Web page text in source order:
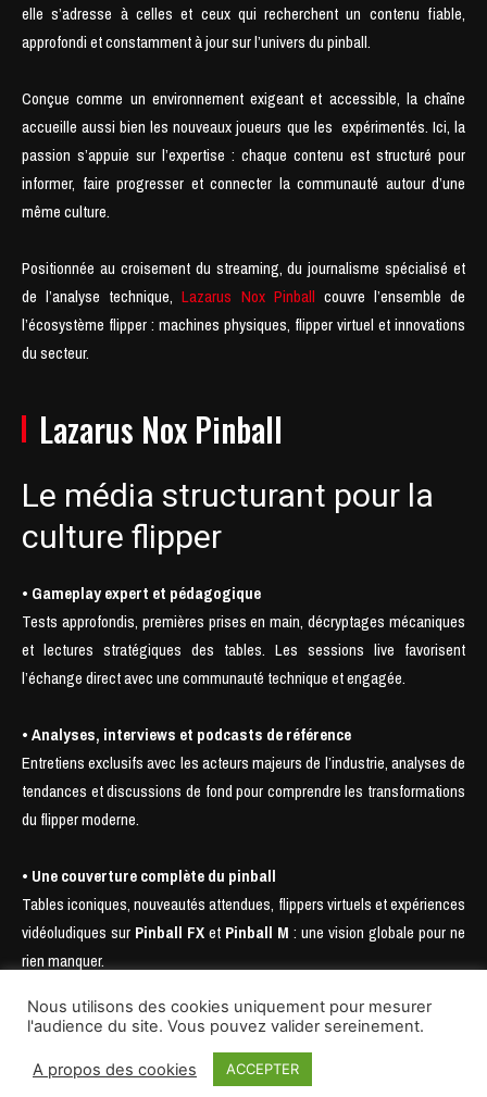
elle s’adresse à celles et ceux qui recherchent un contenu fiable,
approfondi et constamment à jour sur l’univers du pinball.
Conçue comme un environnement exigeant et accessible, la chaîne
accueille aussi bien les nouveaux joueurs que les expérimentés. Ici, la
passion s’appuie sur l’expertise : chaque contenu est structuré pour
informer, faire progresser et connecter la communauté autour d’une
même culture.
Positionnée au croisement du streaming, du journalisme spécialisé et
de l’analyse technique,Lazarus Nox Pinball couvre l’ensemble de
l’écosystème flipper : machines physiques, flipper virtuel et innovations
du secteur.
Lazarus Nox Pinball
Le média structurant pour la
culture flipper
• Gameplay expert et pédagogique
Tests approfondis, premières prises en main, décryptages mécaniques
et lectures stratégiques des tables. Les sessions live favorisent
l’échange direct avec une communauté technique et engagée.
• Analyses, interviews et podcasts de référence
Entretiens exclusifs avec les acteurs majeurs de l’industrie, analyses de
tendances et discussions de fond pour comprendre les transformations
du flipper moderne.
• Une couverture complète du pinball
Tables iconiques, nouveautés attendues, flippers virtuels et expériences
vidéoludiques sur Pinball FXet Pinball M : une vision globale pour ne
rien manquer.
© 2025- SAS Pinball Mag., Nudge Pinball, Pin Enhancer, Pinball Is Not Dead
Nous utilisons des cookies uniquement pour mesurer
l'audience du site. Vous pouvez valider sereinement.
A propos des cookies ACCEPTER